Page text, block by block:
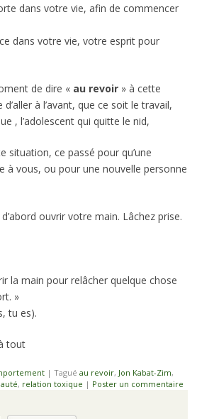
dans votre vie, afin de commencer
dans votre vie, votre esprit pour
de dire « au revoir» à cette
à l’avant, que ce soit le travail,
, l’adolescent qui quitte le nid,
situation, ce passé pour qu’une
à vous, ou pour une nouvelle personne
ouvrir votre main. Lâchez prise.
la main pour relâcher quelque chose
»
tu es).
tout
| Tagué au revoir, Jon Kabat-Zim,
, relation toxique | Poster un commentaire